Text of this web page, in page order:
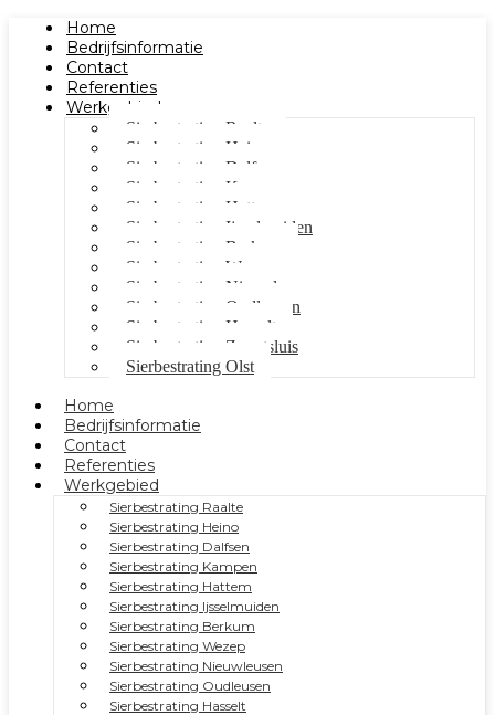
Home
Bedrijfsinformatie
Contact
Referenties
Werkgebied
Sierbestrating Raalte
Sierbestrating Heino
Sierbestrating Dalfsen
Sierbestrating Kampen
Sierbestrating Hattem
Sierbestrating Ijsselmuiden
Sierbestrating Berkum
Sierbestrating Wezep
Sierbestrating Nieuwleusen
Sierbestrating Oudleusen
Sierbestrating Hasselt
Sierbestrating Zwartsluis
Sierbestrating Olst
Home
Bedrijfsinformatie
Contact
Referenties
Werkgebied
Sierbestrating Raalte
Sierbestrating Heino
Sierbestrating Dalfsen
Sierbestrating Kampen
Sierbestrating Hattem
Sierbestrating Ijsselmuiden
Sierbestrating Berkum
Sierbestrating Wezep
Sierbestrating Nieuwleusen
Sierbestrating Oudleusen
Sierbestrating Hasselt